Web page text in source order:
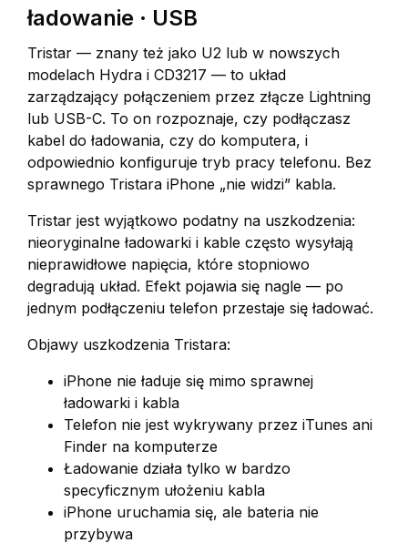
ładowanie · USB
Tristar — znany też jako U2 lub w nowszych
modelach Hydra i CD3217 — to układ
zarządzający połączeniem przez złącze Lightning
lub USB-C. To on rozpoznaje, czy podłączasz
kabel do ładowania, czy do komputera, i
odpowiednio konfiguruje tryb pracy telefonu. Bez
sprawnego Tristara iPhone „nie widzi” kabla.
Tristar jest wyjątkowo podatny na uszkodzenia:
nieoryginalne ładowarki i kable często wysyłają
nieprawidłowe napięcia, które stopniowo
degradują układ. Efekt pojawia się nagle — po
jednym podłączeniu telefon przestaje się ładować.
Objawy uszkodzenia Tristara:
iPhone nie ładuje się mimo sprawnej
ładowarki i kabla
Telefon nie jest wykrywany przez iTunes ani
Finder na komputerze
Ładowanie działa tylko w bardzo
specyficznym ułożeniu kabla
iPhone uruchamia się, ale bateria nie
przybywa